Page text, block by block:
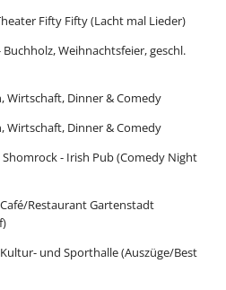
Fifty Fifty (Lacht mal Lieder)
Weihnachtsfeier, geschl.
Wirtschaft, Dinner & Comedy
Wirtschaft, Dinner & Comedy
- Irish Pub (Comedy Night
Restaurant Gartenstadt
und Sporthalle (Auszüge/Best